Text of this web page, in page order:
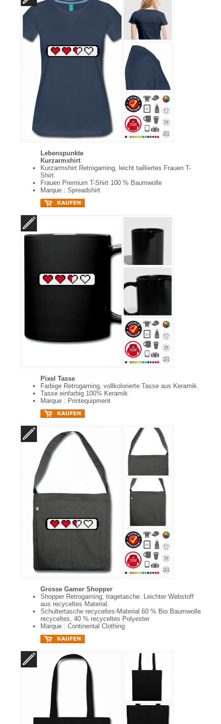
Lebenspunkte
Kurzarmshirt
Kurzarmshirt Retrogaming, leicht tailliertes Frauen T-
Shirt.
Frauen Premium T-Shirt 100 % Baumwolle
Marque : Spreadshirt
Pixel Tasse
Farbige Retrogaming, vollkolorierte Tasse aus Keramik.
Tasse einfarbig 100% Keramik
Marque : Printequipment
Grosse Gamer Shopper
Shopper Retrogaming, tragetasche. Leichter Webstoff
aus recyceltes Material.
Schultertasche recyceltes-Material 60 % Bio Baumwolle
recyceltes, 40 % recyceltes Polyester
Marque : Continental Clothing